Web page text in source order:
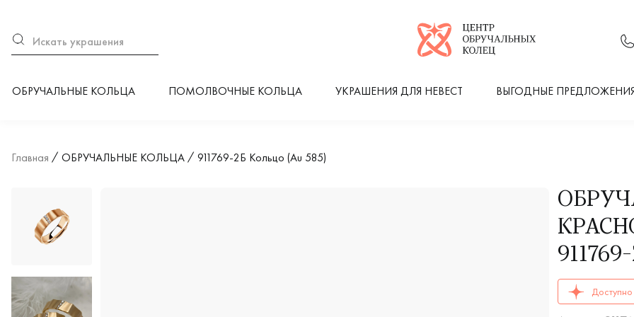
Логотип компании
ОБРУЧАЛЬНЫЕ КОЛЬЦА ПОМОЛВОЧНЫЕ КОЛЬЦА УКРАШЕНИЯ ДЛЯ НЕВЕСТ ВЫГОДНЫЕ
Главная ОБРУЧАЛЬНЫЕ КОЛЬЦА 911769-2Б Кольцо (Au 585)
ОБРУЧАЛЬНЫЕ